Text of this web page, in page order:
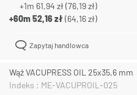
+1m 61,94 zł(76,19 zł)
+60m52,16 zł(64,16 zł)
Zapytaj handlowca
Wąż VACUPRESS OIL 25x35,6 mm
Indeks : ME-VACUPROIL-025